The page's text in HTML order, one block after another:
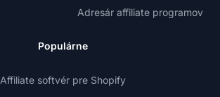
Adresár affiliate programov
Populárne
Affiliate softvér pre Shopify